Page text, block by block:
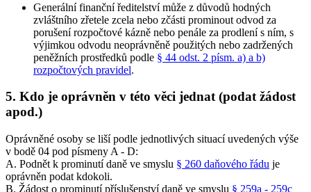
Generální finanční ředitelství může z důvodů hodných
zvláštního zřetele zcela nebo zčásti prominout odvod za
porušení rozpočtové kázně nebo penále za prodlení s ním, s
výjimkou odvodu neoprávněně použitých nebo zadržených
peněžních prostředků podle § 44 odst. 2 písm. a) a b)
rozpočtových pravidel.
5. Kdo je oprávněn v této věci jednat (podat žádost
apod.)
Oprávněné osoby se liší podle jednotlivých situací uvedených výše
v bodě 04 pod písmeny A - D:
A. Podnět k prominutí daně ve smyslu § 260 daňového řádu je
oprávněn podat kdokoli.
B. Žádost o prominutí příslušenství daně ve smyslu § 259a - 259c